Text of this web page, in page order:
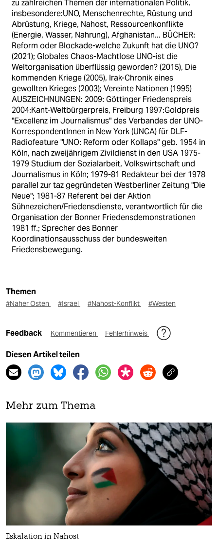
zu zahlreichen Themen der internationalen Politik,
insbesondere:UNO, Menschenrechte, Rüstung und
Abrüstung, Kriege, Nahost, Ressourcenkonflikte
(Energie, Wasser, Nahrung), Afghanistan... BÜCHER:
Reform oder Blockade-welche Zukunft hat die UNO?
(2021); Globales Chaos-Machtlose UNO-ist die
Weltorganisation überflüssig geworden? (2015), Die
kommenden Kriege (2005), Irak-Chronik eines
gewollten Krieges (2003); Vereinte Nationen (1995)
AUSZEICHNUNGEN: 2009: Göttinger Friedenspreis
2004:Kant-Weltbürgerpreis, Freiburg 1997:Goldpreis
"Excellenz im Journalismus" des Verbandes der UNO-
KorrespondentInnen in New York (UNCA) für DLF-
Radiofeature "UNO: Reform oder Kollaps" geb. 1954 in
Köln, nach zweijährigem Zivildienst in den USA 1975-
1979 Studium der Sozialarbeit, Volkswirtschaft und
Journalismus in Köln; 1979-81 Redakteur bei der 1978
parallel zur taz gegründeten Westberliner Zeitung "Die
Neue"; 1981-87 Referent bei der Aktion
Sühnezeichen/Friedensdienste, verantwortlich für die
Organisation der Bonner Friedensdemonstrationen
1981 ff.; Sprecher des Bonner
Koordinationsausschuss der bundesweiten
Friedensbewegung.
Themen
#Naher Osten #Israel #Nahost-Konflikt #Westen
Feedback Kommentieren Fehlerhinweis
Diesen Artikel teilen
Mehr zum Thema
Eskalation in Nahost